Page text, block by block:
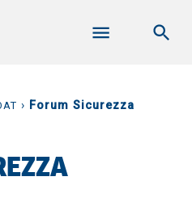
› Forum Sicurezza